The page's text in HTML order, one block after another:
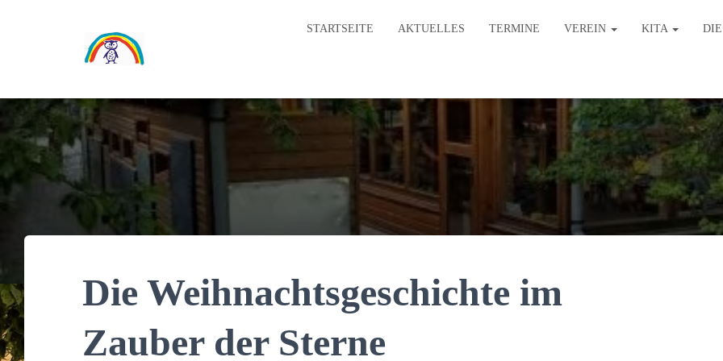
STARTSEITE AKTUELLES TERMINE VEREIN KITA
Die Weihnachtsgeschichte im
Zauber der Sterne